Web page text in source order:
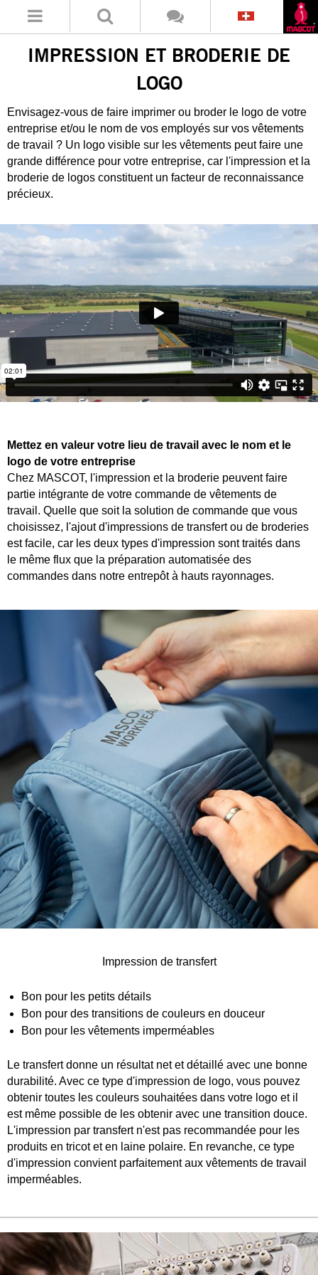
IMPRESSION ET BRODERIE DE
LOGO
Envisagez-vous de faire imprimer ou broder le logo de votre
entreprise et/ou le nom de vos employés sur vos vêtements
de travail ? Un logo visible sur les vêtements peut faire une
grande différence pour votre entreprise, car l'impression et la
broderie de logos constituent un facteur de reconnaissance
précieux.
Mettez en valeur votre lieu de travail avec le nom et le
logo de votre entreprise
Chez MASCOT, l'impression et la broderie peuvent faire
partie intégrante de votre commande de vêtements de
travail. Quelle que soit la solution de commande que vous
choisissez, l'ajout d'impressions de transfert ou de broderies
est facile, car les deux types d'impression sont traités dans
le même flux que la préparation automatisée des
commandes dans notre entrepôt à hauts rayonnages.
Impression de transfert
Bon pour les petits détails
Bon pour des transitions de couleurs en douceur
Bon pour les vêtements imperméables
Le transfert donne un résultat net et détaillé avec une bonne
durabilité. Avec ce type d'impression de logo, vous pouvez
obtenir toutes les couleurs souhaitées dans votre logo et il
est même possible de les obtenir avec une transition douce.
L'impression par transfert n'est pas recommandée pour les
produits en tricot et en laine polaire. En revanche, ce type
d'impression convient parfaitement aux vêtements de travail
imperméables.